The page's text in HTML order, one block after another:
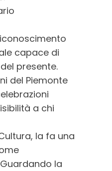
capace di
presente.
del Piemonte
a chi
la fa una
la